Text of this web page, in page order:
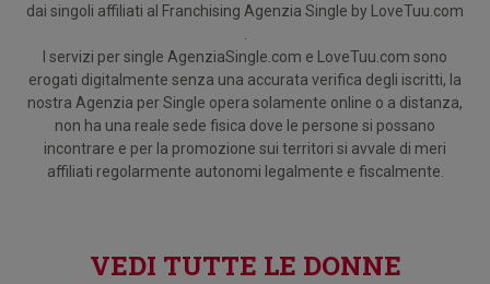
dai singoli affiliati al Franchising Agenzia Single by LoveTuu.com
I servizi per single AgenziaSingle.com e LoveTuu.com sono
erogati digitalmente senza una accurata verifica degli iscritti, la
nostra Agenzia per Single opera solamente online o a distanza,
non ha una reale sede fisica dove le persone si possano
incontrare e per la promozione sui territori si avvale di meri
affiliati regolarmente autonomi legalmente e fiscalmente.
VEDI TUTTE LE DONNE